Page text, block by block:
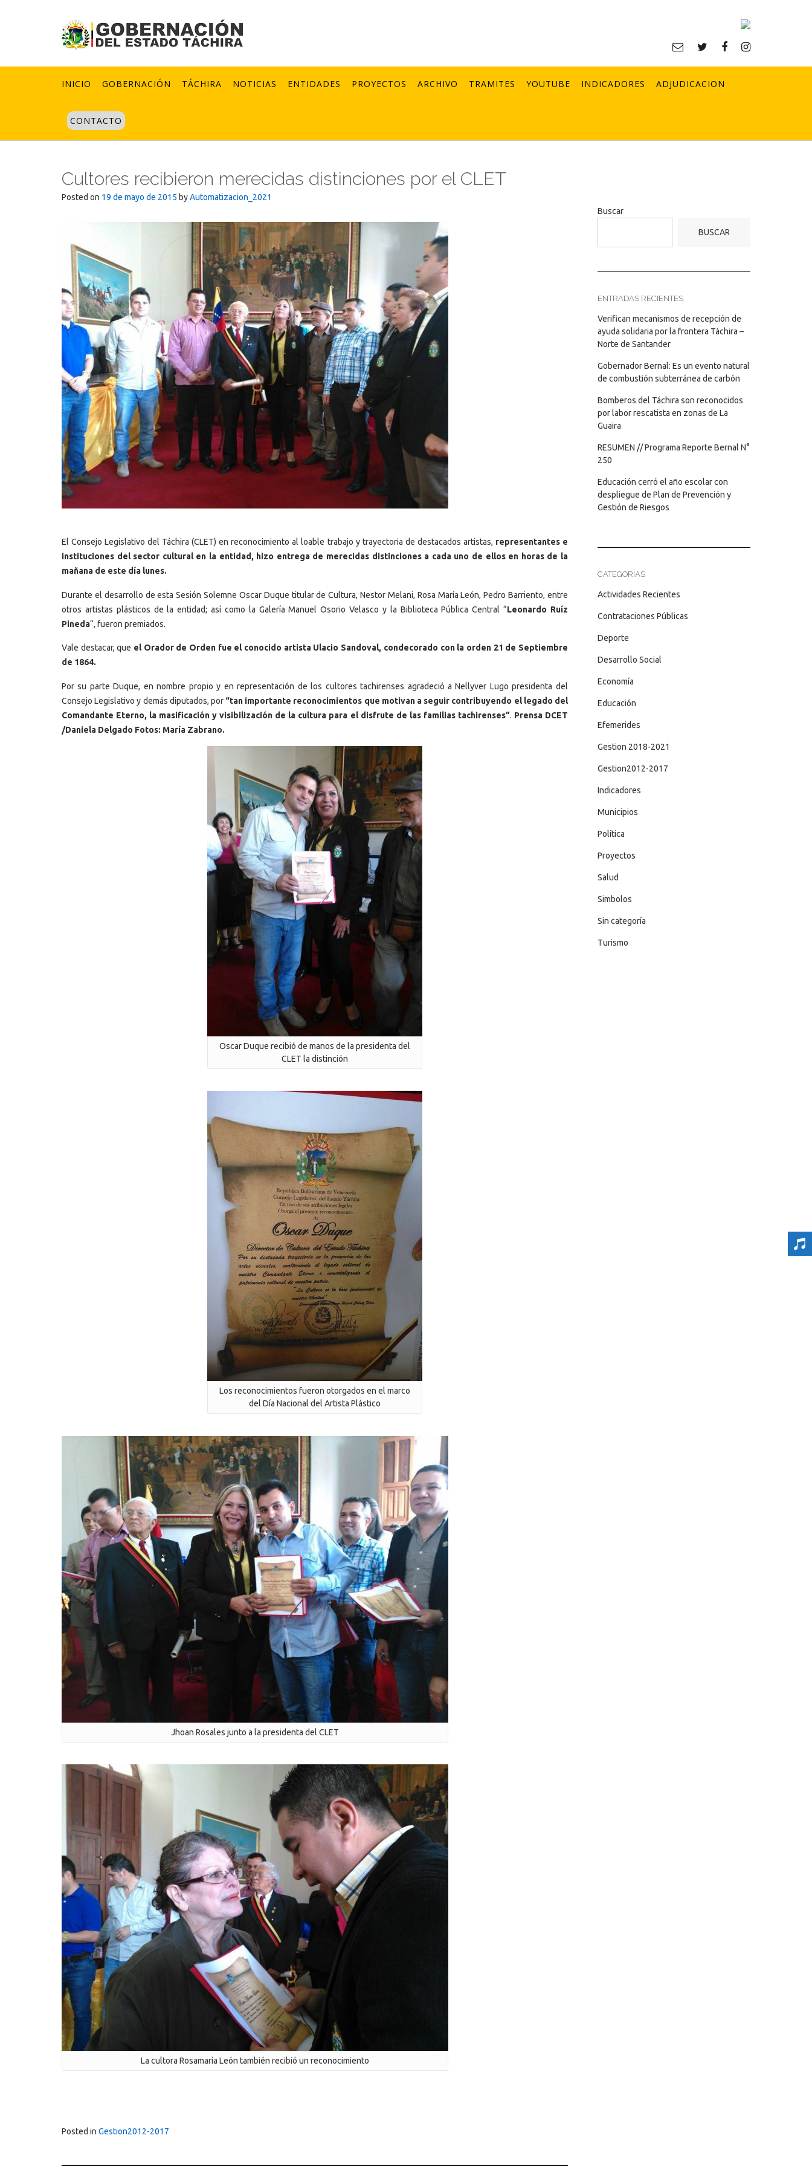
INICIO GOBERNACIÓN TÁCHIRA NOTICIAS ENTIDADES PROYECTOS ARCHIVO TRAMITES YOUTUBE INDICADORES ADJUDICACION
CONTACTO
Cultores recibieron merecidas distinciones por el CLET
Posted on 19 de mayo de 2015 byAutomatizacion_2021
El Consejo Legislativo del Táchira (CLET) en reconocimiento al loable trabajo y trayectoria de destacados artistas, representantes e
instituciones del sector cultural en la entidad, hizo entrega de merecidas distinciones a cada uno de ellos en horas de la
mañana de este día lunes.
Durante el desarrollo de esta Sesión Solemne Oscar Duque titular de Cultura, Nestor Melani, Rosa María León, Pedro Barriento, entre
otros artistas plásticos de la entidad; así como la Galería Manuel Osorio Velasco y la Biblioteca Pública Central “Leonardo Ruíz
Pineda“, fueron premiados.
Vale destacar, que el Orador de Orden fue el conocido artista Ulacio Sandoval, condecorado con la orden 21 de Septiembre
de 1864.
Por su parte Duque, en nombre propio y en representación de los cultores tachirenses agradeció a Nellyver Lugo presidenta del
Consejo Legislativo y demás diputados, por “tan importante reconocimientos que motivan a seguir contribuyendo el legado del
Comandante Eterno, la masificación y visibilización de la cultura para el disfrute de las familias tachirenses”. Prensa DCET
/Daniela Delgado Fotos: María Zabrano.
Oscar Duque recibió de manos de la presidenta del
CLET la distinción
Los reconocimientos fueron otorgados en el marco
del Día Nacional del Artista Plástico
Jhoan Rosales junto a la presidenta del CLET
La cultora Rosamaría León también recibió un reconocimiento
Posted in Gestion2012-2017
Buscar
BUSCAR
ENTRADAS RECIENTES
Verifican mecanismos de recepción de
ayuda solidaria por la frontera Táchira –
Norte de Santander
Gobernador Bernal: Es un evento natural
de combustión subterránea de carbón
Bomberos del Táchira son reconocidos
por labor rescatista en zonas de La
Guaira
RESUMEN // Programa Reporte Bernal N°
250
Educación cerró el año escolar con
despliegue de Plan de Prevención y
Gestión de Riesgos
CATEGORÍAS
Actividades Recientes
Contrataciones Públicas
Deporte
Desarrollo Social
Economía
Educación
Efemerides
Gestion 2018-2021
Gestion2012-2017
Indicadores
Municipios
Política
Proyectos
Salud
Simbolos
Sin categoría
Turismo